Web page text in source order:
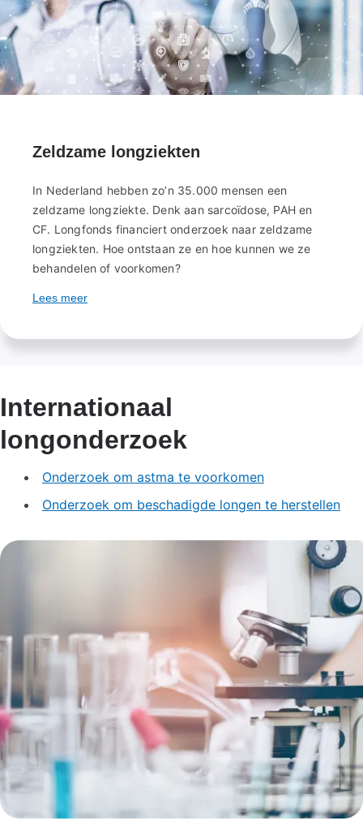
Zeldzame longziekten
In Nederland hebben zo’n 35.000 mensen een
zeldzame longziekte. Denk aan sarcoïdose, PAH en
CF. Longfonds financiert onderzoek naar zeldzame
longziekten. Hoe ontstaan ze en hoe kunnen we ze
behandelen of voorkomen?
Lees meer
Internationaal
longonderzoek
Onderzoek om astma te voorkomen
Onderzoek om beschadigde longen te herstellen